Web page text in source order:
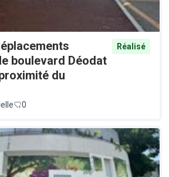
boulevard Déodat
du
Réalisé
0